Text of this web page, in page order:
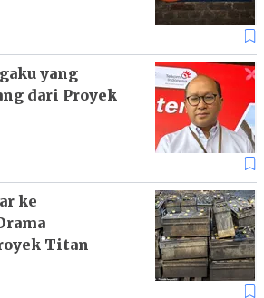
yang
dari Proyek
ke
Titan